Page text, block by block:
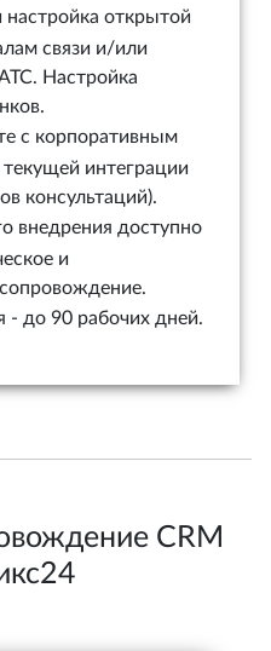
открытой
связи и/или
Настройка
с корпоративным
интеграции
консультаций).
внедрения доступно
и
- до 90 рабочих дней.
CRM